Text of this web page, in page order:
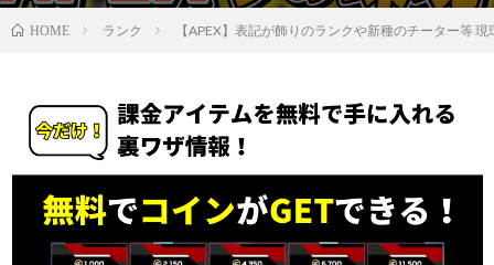
HOME ランク 【APEX】表記が飾りのランクや新種のチーター等